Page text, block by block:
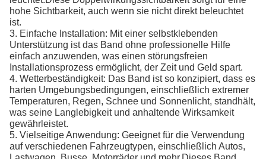
hohe Sichtbarkeit, auch wenn sie nicht direkt beleuchtet
ist.
3. Einfache Installation: Mit einer selbstklebenden
Unterstützung ist das Band ohne professionelle Hilfe
einfach anzuwenden, was einen störungsfreien
Installationsprozess ermöglicht, der Zeit und Geld spart.
4. Wetterbeständigkeit: Das Band ist so konzipiert, dass es
harten Umgebungsbedingungen, einschließlich extremer
Temperaturen, Regen, Schnee und Sonnenlicht, standhält,
was seine Langlebigkeit und anhaltende Wirksamkeit
gewährleistet.
5. Vielseitige Anwendung: Geeignet für die Verwendung
auf verschiedenen Fahrzeugtypen, einschließlich Autos,